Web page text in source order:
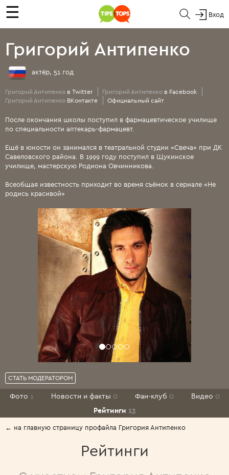
☰ Вход
Григорий Антипенко
актёр, 51 год
Григорий Антипенко в Twitter Григорий Антипенко в Facebook
Григорий Антипенко ВКонтакте Официальный сайт
После окончания школы поступил в фармацевтическое училище
по специальности аптекарь-фармацевт.
Ещё в юности он занимался в театральной студии «Свеча» при ДК
Савеловского района. В 1999 году поступил в Щукинское
училище, мастерскую Родиона Овчинникова.
Всеобщая известность приходит во время съёмок в сериале «Не
родись красивой»
СТАТЬ МОДЕРАТОРОМ
Фото 1 Новости и факты 0 Фан-клуб 0 Видео 0
Рейтинги 13
← на главную страницу профайла Григория Антипенко
Рейтинги